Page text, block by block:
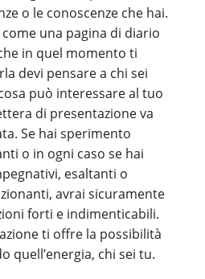
o le conoscenze che hai.
una pagina di diario
in quel momento ti
devi pensare a chi sei
può interessare al tuo
di presentazione va
Se hai sperimento
o in ogni caso se hai
esaltanti o
avrai sicuramente
forti e indimenticabili.
ti offre la possibilità
quell’energia, chi sei tu.